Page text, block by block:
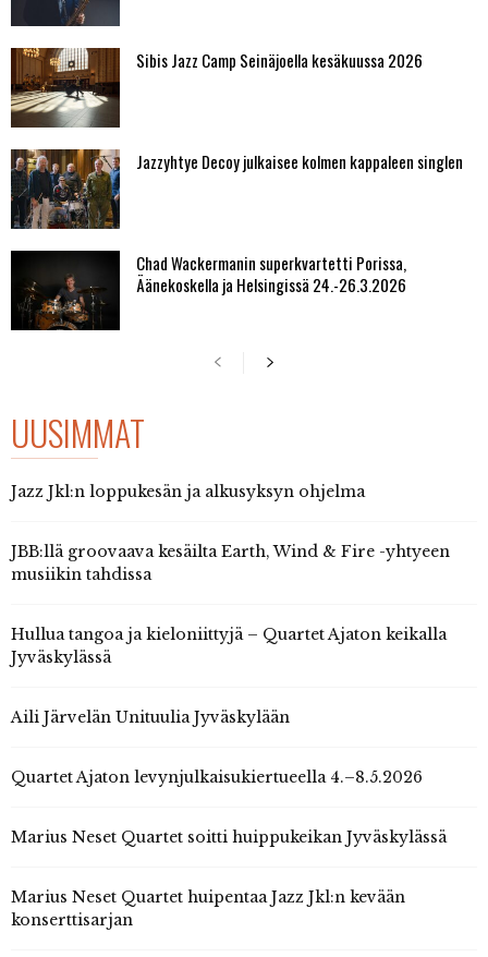
Sibis Jazz Camp Seinäjoella kesäkuussa 2026
Jazzyhtye Decoy julkaisee kolmen kappaleen singlen
Chad Wackermanin superkvartetti Porissa,
Äänekoskella ja Helsingissä 24.-26.3.2026
UUSIMMAT
Jazz Jkl:n loppukesän ja alkusyksyn ohjelma
JBB:llä groovaava kesäilta Earth, Wind & Fire -yhtyeen
musiikin tahdissa
Hullua tangoa ja kieloniittyjä – Quartet Ajaton keikalla
Jyväskylässä
Aili Järvelän Unituulia Jyväskylään
Quartet Ajaton levynjulkaisukiertueella 4.–8.5.2026
Marius Neset Quartet soitti huippukeikan Jyväskylässä
Marius Neset Quartet huipentaa Jazz Jkl:n kevään
konserttisarjan